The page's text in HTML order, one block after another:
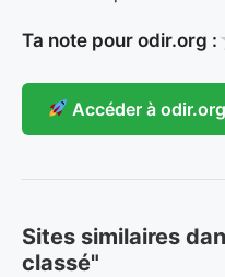
Ta note pour odir.org :
Accéder à odir.org
Sites similaires
classé"